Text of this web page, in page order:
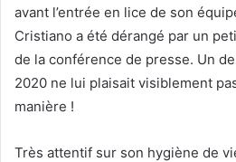
avant l’entrée en lice de son
Cristiano a été dérangé par un
de la conférence de presse. Un
2020 ne lui plaisait visiblement
manière !
Très attentif sur son hygiène de